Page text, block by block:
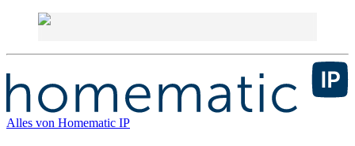
Alles von Homematic IP